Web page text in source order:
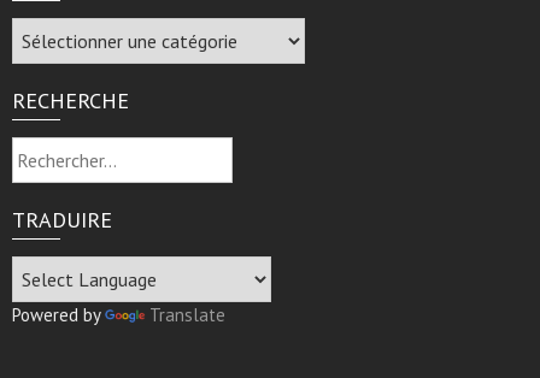
Archive
RECHERCHE
Rechercher :
TRADUIRE
Powered by Translate